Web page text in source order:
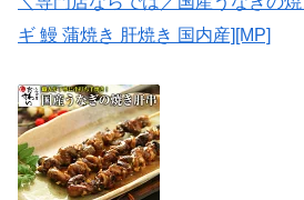
ギ 鰻 蒲焼き 肝焼き 国内産][MP]